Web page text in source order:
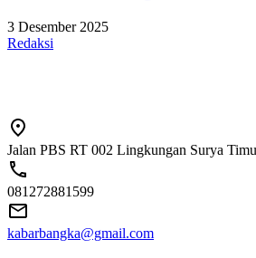
3 Desember 2025
Redaksi
Jalan PBS RT 002 Lingkungan Surya
081272881599
kabarbangka@gmail.com